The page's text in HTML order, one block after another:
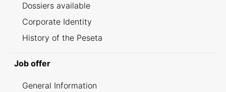
Dossiers available
Corporate Identity
History of the Peseta
Job offer
General Information